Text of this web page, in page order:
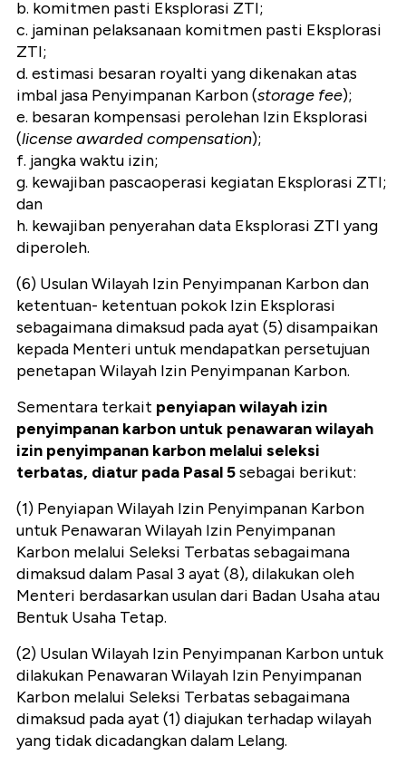
b. komitmen pasti Eksplorasi ZTI;
c. jaminan pelaksanaan komitmen pasti Eksplorasi
ZTI;
d. estimasi besaran royalti yang dikenakan atas
imbal jasa Penyimpanan Karbon (storage fee);
e. besaran kompensasi perolehan Izin Eksplorasi
(license awarded compensation);
f. jangka waktu izin;
g. kewajiban pascaoperasi kegiatan Eksplorasi ZTI;
dan
h. kewajiban penyerahan data Eksplorasi ZTI yang
diperoleh.
(6) Usulan Wilayah Izin Penyimpanan Karbon dan
ketentuan- ketentuan pokok Izin Eksplorasi
sebagaimana dimaksud pada ayat (5) disampaikan
kepada Menteri untuk mendapatkan persetujuan
penetapan Wilayah Izin Penyimpanan Karbon.
Sementara terkait penyiapan wilayah izin
penyimpanan karbon untuk penawaran wilayah
izin penyimpanan karbon melalui seleksi
terbatas, diatur pada Pasal 5sebagai berikut:
(1) Penyiapan Wilayah Izin Penyimpanan Karbon
untuk Penawaran Wilayah Izin Penyimpanan
Karbon melalui Seleksi Terbatas sebagaimana
dimaksud dalam Pasal 3 ayat (8), dilakukan oleh
Menteri berdasarkan usulan dari Badan Usaha atau
Bentuk Usaha Tetap.
(2) Usulan Wilayah Izin Penyimpanan Karbon untuk
dilakukan Penawaran Wilayah Izin Penyimpanan
Karbon melalui Seleksi Terbatas sebagaimana
dimaksud pada ayat (1) diajukan terhadap wilayah
yang tidak dicadangkan dalam Lelang.